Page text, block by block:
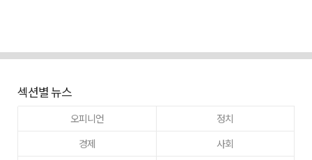
섹션별 뉴스
오피니언
정치
경제
사회